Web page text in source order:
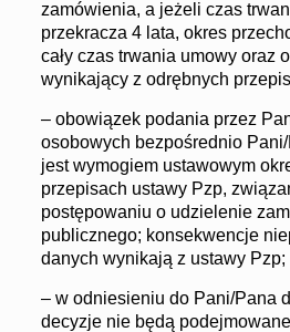
zamówienia, a jeżeli czas
przekracza 4 lata, okres
cały czas trwania umowy oraz
wynikający z odrębnych
– obowiązek podania przez
osobowych bezpośrednio
jest wymogiem ustawowym
przepisach ustawy Pzp,
postępowaniu o udzielenie
publicznego; konsekwencje
danych wynikają z ustawy Pzp;
– w odniesieniu do Pani/Pana
decyzje nie będą